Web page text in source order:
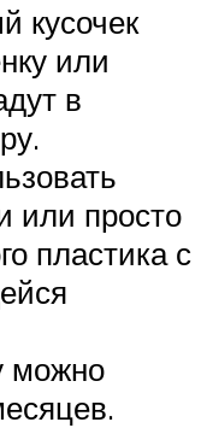
кусочек
или
в
или просто
пластика с
можно